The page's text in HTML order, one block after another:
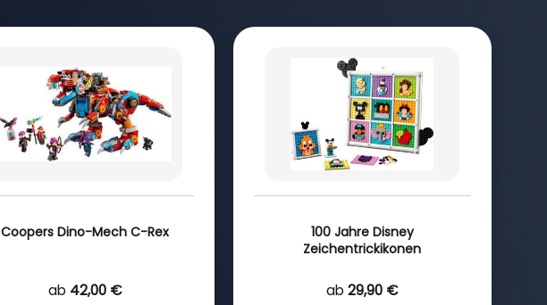
Coopers Dino-Mech C-Rex
ab 42,00 €
100 Jahre Disney
Zeichentrickikonen
ab 29,90 €